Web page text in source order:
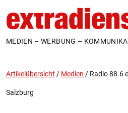
MEDIEN – WERBUNG –
Artikelübersicht / Medien / Radio 88.6
Salzburg